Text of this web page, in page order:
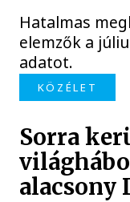
Hatalmas
elemzők a
adatot.
KÖZÉLET
Sorra
alacsony